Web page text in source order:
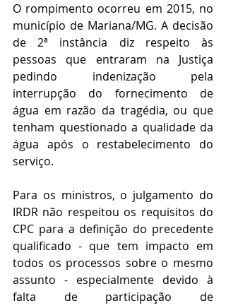
O rompimento ocorreu em 2015, no
município de Mariana/MG. A decisão
de 2ª instância diz respeito às
pessoas que entraram na Justiça
pedindo indenização pela
interrupção do fornecimento de
água em razão da tragédia, ou que
tenham questionado a qualidade da
água após o restabelecimento do
serviço.
Para os ministros, o julgamento do
IRDR não respeitou os requisitos do
CPC para a definição do precedente
qualificado - que tem impacto em
todos os processos sobre o mesmo
assunto - especialmente devido à
falta de participação de